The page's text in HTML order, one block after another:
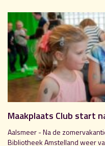
Maakplaats Club start
Aalsmeer - Na de
Bibliotheek Amstelland weer